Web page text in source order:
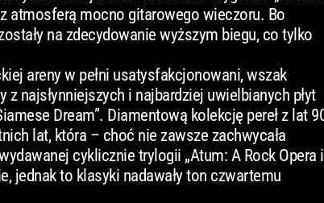
atmosferą mocno gitarowego wieczoru. Bo
na zdecydowanie wyższym biegu, co tylko
areny w pełni usatysfakcjonowani, wszak
najsłynniejszych i najbardziej uwielbianych płyt
Dream”. Diamentową kolekcję pereł z lat
lat, która – choć nie zawsze zachwycała
cyklicznie trylogii „Atum: A Rock Opera
jednak to klasyki nadawały ton czwartemu